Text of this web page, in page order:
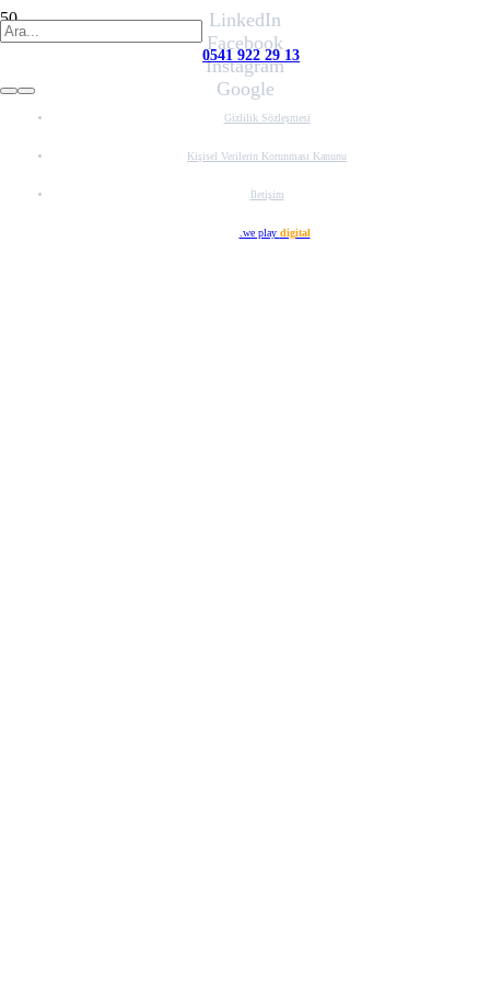
0541 922 29 13
LinkedIn
Facebook
Instagram
Google
Gizlilik Sözleşmesi
Kişisel Verilerin Korunması Kanunu
İletişim
.we play digital